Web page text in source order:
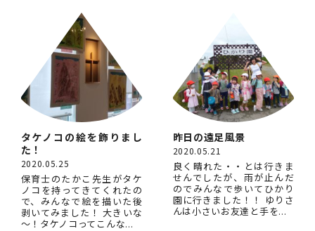
タケノコの絵を飾りまし
た！
2020.05.25
保育士のたかこ先生がタケ
ノコを持ってきてくれたの
で、みんなで絵を描いた後
剥いてみました！ 大きいな
～！タケノコってこんな...
昨日の遠足風景
2020.05.21
良く晴れた・・とは行きま
せんでしたが、雨が止んだ
のでみんなで歩いてひかり
園に行きました！！ ゆりさ
んは小さいお友達と手を...